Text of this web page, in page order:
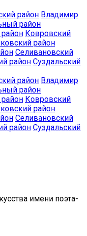
район Владимир
район
Ковровский
район
Селивановский
район Суздальский
район Владимир
район
Ковровский
район
Селивановский
район Суздальский
имени поэта-